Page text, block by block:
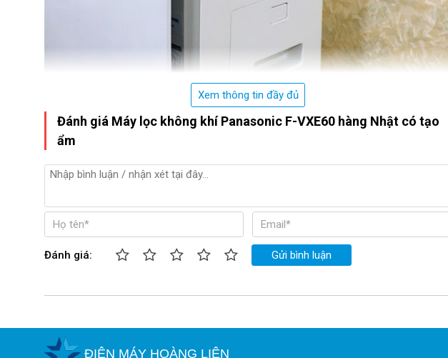
Khay đựng nước
Xem thông tin đầy đủ
Đánh giá Máy lọc không khí Panasonic F-VXE60 hàng Nhật có tạo
ẩm
Đánh giá: Gửi bình luận
ĐIỆN MÁY HOÀNG LIÊN